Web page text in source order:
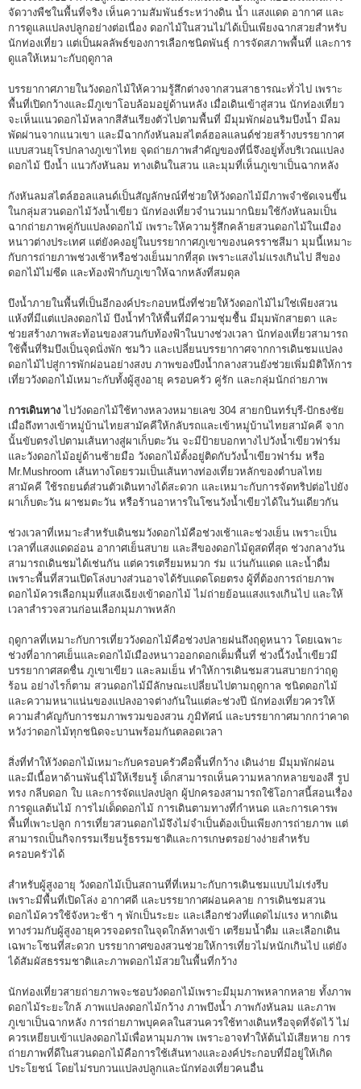
จัดวางพืชในพื้นที่จริง เห็นความสัมพันธ์ระหว่างดิน น้ำ แสงแดด อากาศ และ
การดูแลแปลงปลูกอย่างต่อเนื่อง ดอกไม้ในสวนไม่ได้เป็นเพียงฉากสวยสำหรับ
นักท่องเที่ยว แต่เป็นผลลัพธ์ของการเลือกชนิดพันธุ์ การจัดสภาพพื้นที่ และการ
ดูแลให้เหมาะกับฤดูกาล
บรรยากาศภายในวังดอกไม้ให้ความรู้สึกต่างจากสวนสาธารณะทั่วไป เพราะ
พื้นที่เปิดกว้างและมีภูเขาโอบล้อมอยู่ด้านหลัง เมื่อเดินเข้าสู่สวน นักท่องเที่ยว
จะเห็นแนวดอกไม้หลากสีสันเรียงตัวไปตามพื้นที่ มีมุมพักผ่อนริมบึงน้ำ มีลม
พัดผ่านจากแนวเขา และมีฉากกังหันลมสไตล์ฮอลแลนด์ช่วยสร้างบรรยากาศ
แบบสวนยุโรปกลางภูเขาไทย จุดถ่ายภาพสำคัญของที่นี่จึงอยู่ทั้งบริเวณแปลง
ดอกไม้ บึงน้ำ แนวกังหันลม ทางเดินในสวน และมุมที่เห็นภูเขาเป็นฉากหลัง
กังหันลมสไตล์ฮอลแลนด์เป็นสัญลักษณ์ที่ช่วยให้วังดอกไม้มีภาพจำชัดเจนขึ้น
ในกลุ่มสวนดอกไม้วังน้ำเขียว นักท่องเที่ยวจำนวนมากนิยมใช้กังหันลมเป็น
ฉากถ่ายภาพคู่กับแปลงดอกไม้ เพราะให้ความรู้สึกคล้ายสวนดอกไม้ในเมือง
หนาวต่างประเทศ แต่ยังคงอยู่ในบรรยากาศภูเขาของนครราชสีมา มุมนี้เหมาะ
กับการถ่ายภาพช่วงเช้าหรือช่วงเย็นมากที่สุด เพราะแสงไม่แรงเกินไป สีของ
ดอกไม้ไม่ซีด และท้องฟ้ากับภูเขาให้ฉากหลังที่สมดุล
บึงน้ำภายในพื้นที่เป็นอีกองค์ประกอบหนึ่งที่ช่วยให้วังดอกไม้ไม่ใช่เพียงสวน
แห้งที่มีแต่แปลงดอกไม้ บึงน้ำทำให้พื้นที่มีความชุ่มชื้น มีมุมพักสายตา และ
ช่วยสร้างภาพสะท้อนของสวนกับท้องฟ้าในบางช่วงเวลา นักท่องเที่ยวสามารถ
ใช้พื้นที่ริมบึงเป็นจุดนั่งพัก ชมวิว และเปลี่ยนบรรยากาศจากการเดินชมแปลง
ดอกไม้ไปสู่การพักผ่อนอย่างสงบ ภาพของบึงน้ำกลางสวนยังช่วยเพิ่มมิติให้การ
เที่ยววังดอกไม้เหมาะกับทั้งผู้สูงอายุ ครอบครัว คู่รัก และกลุ่มนักถ่ายภาพ
การเดินทาง ไปวังดอกไม้ใช้ทางหลวงหมายเลข 304 สายกบินทร์บุรี-ปักธงชัย
เมื่อถึงทางเข้าหมู่บ้านไทยสามัคคีให้กลับรถและเข้าหมู่บ้านไทยสามัคคี จาก
นั้นขับตรงไปตามเส้นทางสู่ผาเก็บตะวัน จะมีป้ายบอกทางไปวังน้ำเขียวฟาร์ม
และวังดอกไม้อยู่ด้านซ้ายมือ วังดอกไม้ตั้งอยู่ติดกับวังน้ำเขียวฟาร์ม หรือ
Mr.Mushroom เส้นทางโดยรวมเป็นเส้นทางท่องเที่ยวหลักของตำบลไทย
สามัคคี ใช้รถยนต์ส่วนตัวเดินทางได้สะดวก และเหมาะกับการจัดทริปต่อไปยัง
ผาเก็บตะวัน ผาชมตะวัน หรือร้านอาหารในโซนวังน้ำเขียวได้ในวันเดียวกัน
ช่วงเวลาที่เหมาะสำหรับเดินชมวังดอกไม้คือช่วงเช้าและช่วงเย็น เพราะเป็น
เวลาที่แสงแดดอ่อน อากาศเย็นสบาย และสีของดอกไม้ดูสดที่สุด ช่วงกลางวัน
สามารถเดินชมได้เช่นกัน แต่ควรเตรียมหมวก ร่ม แว่นกันแดด และน้ำดื่ม
เพราะพื้นที่สวนเปิดโล่งบางส่วนอาจได้รับแดดโดยตรง ผู้ที่ต้องการถ่ายภาพ
ดอกไม้ควรเลือกมุมที่แสงเฉียงเข้าดอกไม้ ไม่ถ่ายย้อนแสงแรงเกินไป และให้
เวลาสำรวจสวนก่อนเลือกมุมภาพหลัก
ฤดูกาลที่เหมาะกับการเที่ยววังดอกไม้คือช่วงปลายฝนถึงฤดูหนาว โดยเฉพาะ
ช่วงที่อากาศเย็นและดอกไม้เมืองหนาวออกดอกเต็มพื้นที่ ช่วงนี้วังน้ำเขียวมี
บรรยากาศสดชื่น ภูเขาเขียว และลมเย็น ทำให้การเดินชมสวนสบายกว่าฤดู
ร้อน อย่างไรก็ตาม สวนดอกไม้มีลักษณะเปลี่ยนไปตามฤดูกาล ชนิดดอกไม้
และความหนาแน่นของแปลงอาจต่างกันในแต่ละช่วงปี นักท่องเที่ยวควรให้
ความสำคัญกับการชมภาพรวมของสวน ภูมิทัศน์ และบรรยากาศมากกว่าคาด
หวังว่าดอกไม้ทุกชนิดจะบานพร้อมกันตลอดเวลา
สิ่งที่ทำให้วังดอกไม้เหมาะกับครอบครัวคือพื้นที่กว้าง เดินง่าย มีมุมพักผ่อน
และมีเนื้อหาด้านพันธุ์ไม้ให้เรียนรู้ เด็กสามารถเห็นความหลากหลายของสี รูป
ทรง กลีบดอก ใบ และการจัดแปลงปลูก ผู้ปกครองสามารถใช้โอกาสนี้สอนเรื่อง
การดูแลต้นไม้ การไม่เด็ดดอกไม้ การเดินตามทางที่กำหนด และการเคารพ
พื้นที่เพาะปลูก การเที่ยวสวนดอกไม้จึงไม่จำเป็นต้องเป็นเพียงการถ่ายภาพ แต่
สามารถเป็นกิจกรรมเรียนรู้ธรรมชาติและการเกษตรอย่างง่ายสำหรับ
ครอบครัวได้
สำหรับผู้สูงอายุ วังดอกไม้เป็นสถานที่ที่เหมาะกับการเดินชมแบบไม่เร่งรีบ
เพราะมีพื้นที่เปิดโล่ง อากาศดี และบรรยากาศผ่อนคลาย การเดินชมสวน
ดอกไม้ควรใช้จังหวะช้า ๆ พักเป็นระยะ และเลือกช่วงที่แดดไม่แรง หากเดิน
ทางร่วมกับผู้สูงอายุควรจอดรถในจุดใกล้ทางเข้า เตรียมน้ำดื่ม และเลือกเดิน
เฉพาะโซนที่สะดวก บรรยากาศของสวนช่วยให้การเที่ยวไม่หนักเกินไป แต่ยัง
ได้สัมผัสธรรมชาติและภาพดอกไม้สวยในพื้นที่กว้าง
นักท่องเที่ยวสายถ่ายภาพจะชอบวังดอกไม้เพราะมีมุมภาพหลากหลาย ทั้งภาพ
ดอกไม้ระยะใกล้ ภาพแปลงดอกไม้กว้าง ภาพบึงน้ำ ภาพกังหันลม และภาพ
ภูเขาเป็นฉากหลัง การถ่ายภาพบุคคลในสวนควรใช้ทางเดินหรือจุดที่จัดไว้ ไม่
ควรเหยียบเข้าแปลงดอกไม้เพื่อหามุมภาพ เพราะอาจทำให้ต้นไม้เสียหาย การ
ถ่ายภาพที่ดีในสวนดอกไม้คือการใช้เส้นทางและองค์ประกอบที่มีอยู่ให้เกิด
ประโยชน์ โดยไม่รบกวนแปลงปลูกและนักท่องเที่ยวคนอื่น